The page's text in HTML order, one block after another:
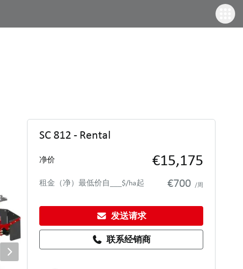
SC 812 - Rental
净价 €15,175
租金（净）最低价自___$/ha起 €700 /周
发送请求
联系经销商